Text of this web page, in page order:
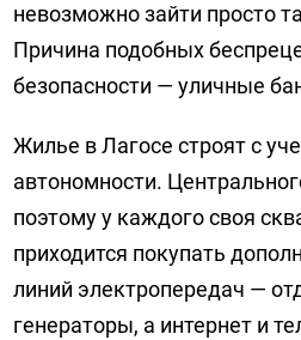
невозможно зайти просто
Причина подобных
безопасности — уличные
Жилье в Лагосе строят с
автономности.
поэтому у каждого своя
приходится покупать
линий электропередач —
генераторы, а интернет и